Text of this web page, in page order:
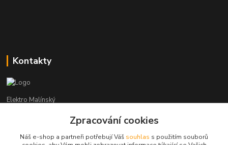
Kontakty
Elektro Malínský
+420 608 255 160
Zpracování cookies
Náš e-shop a partneři potřebují Váš souhlas s použitím souborů